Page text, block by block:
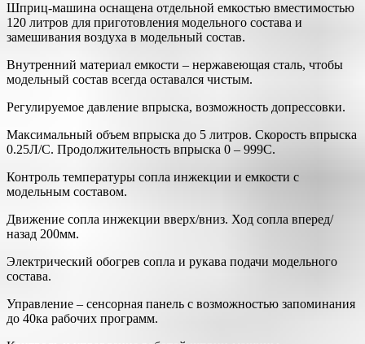
Шприц-машина оснащена отдельной емкостью вместимостью
120 литров для приготовления модельного состава и
замешивания воздуха в модельный состав.
Внутренний материал емкости – нержавеющая сталь, чтобы
модельный состав всегда оставался чистым.
Регулируемое давление впрыска, возможность допрессовки.
Максимальный объем впрыска до 5 литров. Скорость впрыска
0.25Л/С. Продолжительность впрыска 0 – 999С.
Контроль температуры сопла инжекции и емкости с
модельным составом.
Движение сопла инжекции вверх/вниз. Ход сопла вперед/
назад 200мм.
Электрический обогрев сопла и рукава подачи модельного
состава.
Управление – сенсорная панель с возможностью запоминания
до 40ка рабочих программ.